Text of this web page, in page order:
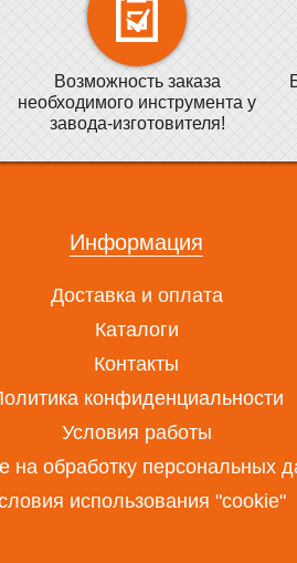
Возможность заказа
необходимого инструмента у
завода-изготовителя!
Информация
Доставка и оплата
Каталоги
Контакты
конфиденциальности
Условия работы
на обработку персональных
использования "cookie"